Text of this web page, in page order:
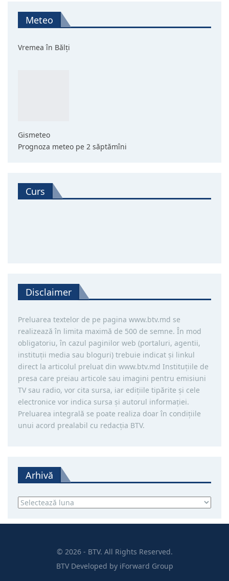
Meteo
Vremea în Bălți
Gismeteo
Prognoza meteo pe 2 săptămîni
Curs
Disclaimer
Preluarea textelor de pe pagina www.btv.md se
realizează în limita maximă de 500 de semne. În mod
obligatoriu, în cazul paginilor web (portaluri, agentii,
instituţii media sau bloguri) trebuie indicat şi linkul
direct la articolul preluat din www.btv.md Instituţiile de
presa care preiau articole sau imagini pentru emisiuni
TV sau radio, vor cita sursa, iar ediţiile tipărite și cele
electronice vor indica sursa şi autorul informaţiei.
Preluarea integrală se poate realiza doar în condiţiile
unui acord prealabil cu redacţia BTV.
Arhivă
Arhivă
© 2026 - BTV. All Rights Reserved.
BTVDeveloped by iForward Group